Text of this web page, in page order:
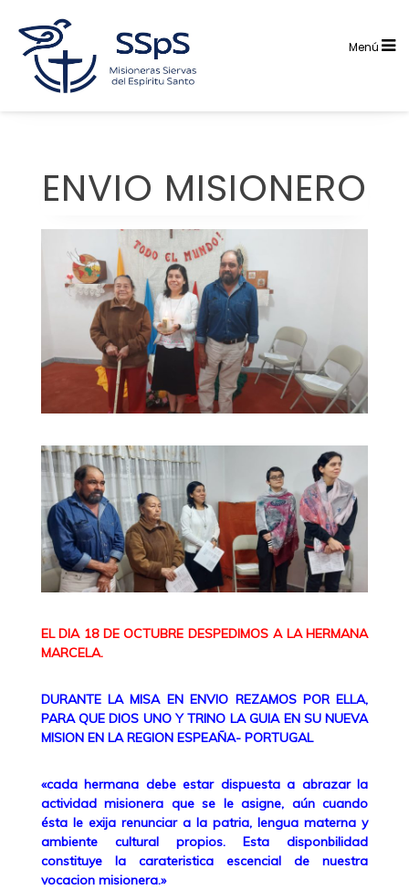
contenido
Menú
ENVIO MISIONERO
EL DIA 18 DE OCTUBRE DESPEDIMOS A LA HERMANA
MARCELA.
DURANTE LA MISA EN ENVIO REZAMOS POR ELLA,
PARA QUE DIOS UNO Y TRINO LA GUIA EN SU NUEVA
MISION EN LA REGION ESPEAÑA- PORTUGAL
«cada hermana debe estar dispuesta a abrazar la
actividad misionera que se le asigne, aún cuando
ésta le exija renunciar a la patria, lengua materna y
ambiente cultural propios. Esta disponbilidad
constituye la carateristica escencial de nuestra
vocacion misionera.»